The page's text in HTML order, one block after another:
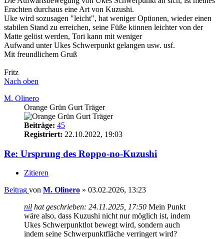
Erachten durchaus eine Art von Kuzushi.
Uke wird sozusagen "leicht", hat weniger Optionen, wieder einen
stabilen Stand zu erreichen, seine Füße können leichter von der
Matte gelöst werden, Tori kann mit weniger
Aufwand unter Ukes Schwerpunkt gelangen usw. usf.
Mit freundlichem Gruß
Fritz
Nach oben
M. Olinero
Orange Grün Gurt Träger
Beiträge: 45
Registriert: 22.10.2022, 19:03
Re: Ursprung des Roppo-no-Kuzushi
Zitieren
Beitrag von M. Olinero » 03.02.2026, 13:23
nil hat geschrieben: 24.11.2025, 17:50 Mein Punkt
wäre also, dass Kuzushi nicht nur möglich ist, indem
Ukes Schwerpunktlot bewegt wird, sondern auch
indem seine Schwerpunktfläche verringert wird?